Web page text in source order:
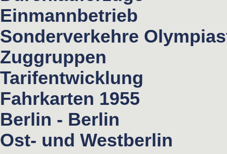
Einmannbetrieb
Sonderverkehre
Zuggruppen
Tarifentwicklung
Fahrkarten 1955
Berlin - Berlin
Ost- und Westberlin